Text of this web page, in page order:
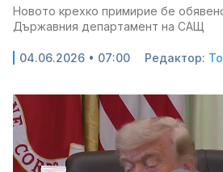
Новото крехко примирие бе
Държавния департамент на САЩ
04.06.2026 • 07:00 Редактор: